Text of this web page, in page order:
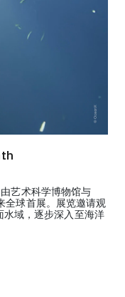
艺术科学博物馆与
全球首展。展览邀请观
水域，逐步深入至海洋